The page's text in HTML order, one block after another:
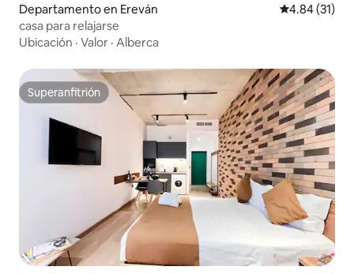
Departamento en Ereván Calificación
4.84 (31)
casa para relajarse
Ubicación · Valor · Alberca
Superanfitrión
Superanfitrión